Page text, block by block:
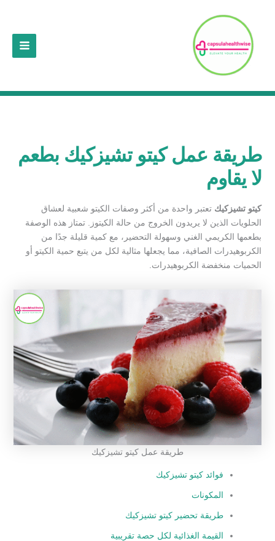
المحتوى
طريقة عمل كيتو تشيزكيك بطعم
لا يقاوم
كيتو تشيزكيك تعتبر واحدة من أكثر وصفات الكيتو شعبية لعشاق
الحلويات الذين لا يريدون الخروج من حالة الكيتوز. تمتاز هذه الوصفة
بطعمها الكريمي الغني وسهولة التحضير، مع كمية قليلة جدًا من
الكربوهيدرات الصافية، مما يجعلها مثالية لكل من يتبع حمية الكيتو أو
الحميات منخفضة الكربوهيدرات.
طريقة عمل كيتو تشيزكيك
فوائد كيتو تشيزكيك
المكونات
طريقة تحضير كيتو تشيزكيك
القيمة الغذائية لكل حصة تقريبية